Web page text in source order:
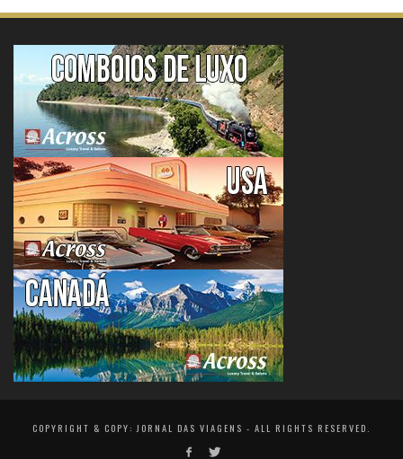
COPYRIGHT & COPY: JORNAL DAS VIAGENS - ALL RIGHTS RESERVED.